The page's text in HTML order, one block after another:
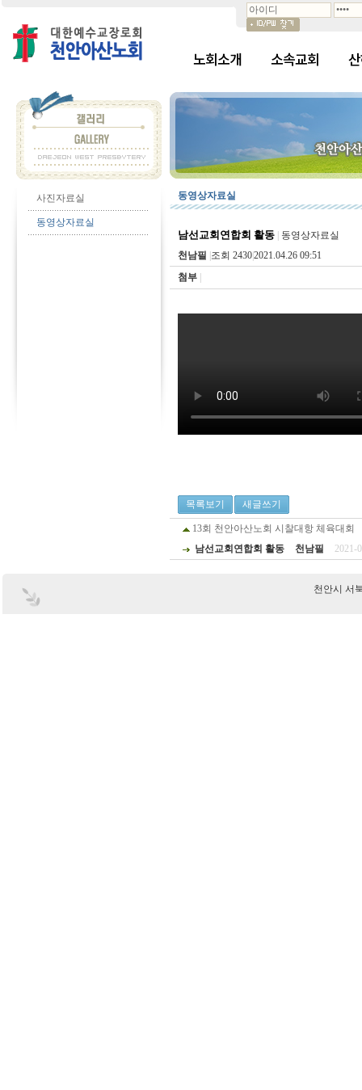
노회소개 소속교회
사진자료실
동영상자료실
동영상자료실
남선교회연합회 활동
동영상자료실
천남필 조회 24302021.04.26 09:51
첨부
목록보기 새글쓰기
13회 천안아산노회 시찰대항 체육대회
남선교회연합회 활동
천남필 2021-
천안시 서